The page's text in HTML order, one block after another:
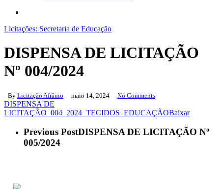
Licitações: Secretaria de Educação
DISPENSA DE LICITAÇÃO
Nº 004/2024
By Licitação Afrânio maio 14, 2024 No Comments
DISPENSA DE
LICITAÇÃO_004_2024_TECIDOS_EDUCAÇÃOBaixar
Previous PostDISPENSA DE LICITAÇÃO Nº
005/2024